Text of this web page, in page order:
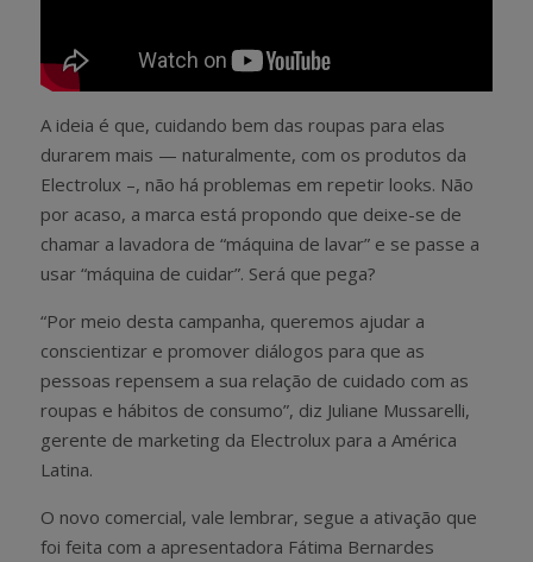
A ideia é que, cuidando bem das roupas para elas
durarem mais — naturalmente, com os produtos da
Electrolux –, não há problemas em repetir looks. Não
por acaso, a marca está propondo que deixe-se de
chamar a lavadora de “máquina de lavar” e se passe a
usar “máquina de cuidar”. Será que pega?
“Por meio desta campanha, queremos ajudar a
conscientizar e promover diálogos para que as
pessoas repensem a sua relação de cuidado com as
roupas e hábitos de consumo”, diz Juliane Mussarelli,
gerente de marketing da Electrolux para a América
Latina.
O novo comercial, vale lembrar, segue a ativação que
foi feita com a apresentadora Fátima Bernardes